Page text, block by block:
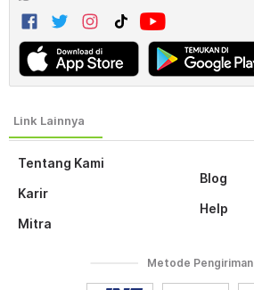
Tentang Kami
Karir
Mitra
Blog
Help
Metode Pengiriman